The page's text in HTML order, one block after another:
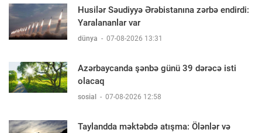
Husilər Səudiyyə Ərəbistanına zərbə endirdi:
Yaralananlar var
dünya - 07-08-2026 13:31
Azərbaycanda şənbə günü 39 dərəcə isti
olacaq
sosial - 07-08-2026 12:58
Taylandda məktəbdə atışma: Ölənlər və